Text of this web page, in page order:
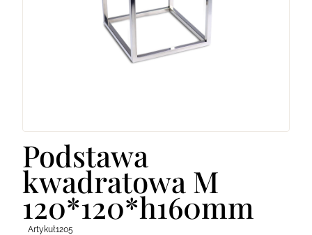
Transport Pozostałe
Podstawa
kwadratowa M
120*120*h160mm
Artykuł1205